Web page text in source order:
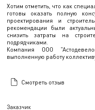
Заказчик
Хотим отметить, что как
готовы оказать полную
проектирования и
рекомендации были
снизить затраты на
подрядчиками.
Компания ООО
выполненную работу
Смотреть отзыв